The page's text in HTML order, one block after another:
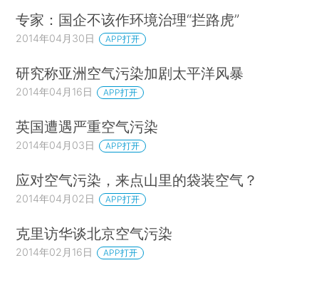
专家：国企不该作环境治理“拦路虎”
2014年04月30日 APP打开
研究称亚洲空气污染加剧太平洋风暴
2014年04月16日 APP打开
英国遭遇严重空气污染
2014年04月03日 APP打开
应对空气污染，来点山里的袋装空气？
2014年04月02日 APP打开
克里访华谈北京空气污染
2014年02月16日 APP打开